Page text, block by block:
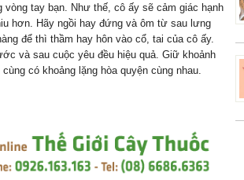
tay bạn. Như thế, cô ấy sẽ cảm giác hạnh
hơn. Hãy ngồi hay đứng và ôm từ sau lưng
để thì thầm hay hôn vào cổ, tai của cô ấy.
và sau cuộc yêu đều hiệu quả. Giữ khoảnh
có khoảng lặng hòa quyện cùng nhau.